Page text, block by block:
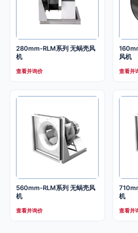
280mm-RLM系列 无蜗壳风
机
查看并询价
风机
查看并
560mm-RLM系列 无蜗壳风
机
查看并询价
机
查看并